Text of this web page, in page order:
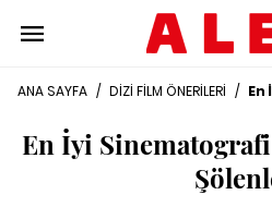
ANA SAYFA / DİZİ FİLM ÖNERİLERİ /
En İyi